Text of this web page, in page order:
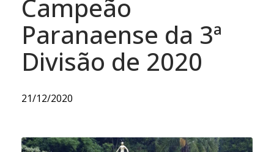
Campeão
Paranaense da 3ª
Divisão de 2020
21/12/2020